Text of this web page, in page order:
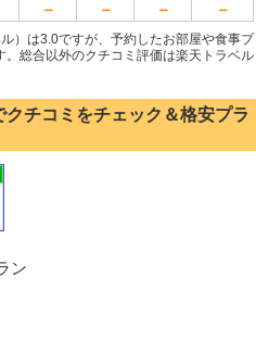
－ － － －
）は3.0ですが、予約したお部屋や食事プ
総合以外のクチコミ評価は楽天トラベル
チコミをチェック＆格安プラ
ン